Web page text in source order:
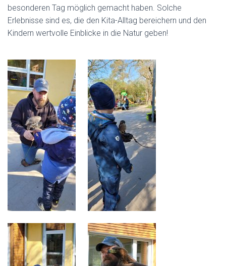
besonderen Tag möglich gemacht haben. Solche
Erlebnisse sind es, die den Kita-Alltag bereichern und den
Kindern wertvolle Einblicke in die Natur geben!